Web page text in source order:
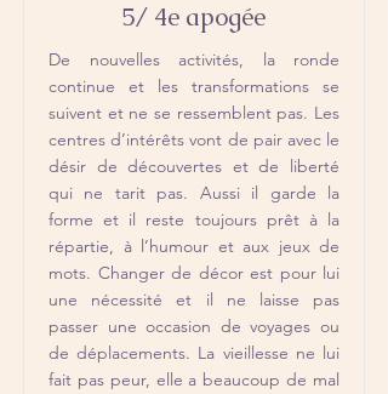
5/ 4e apogée
De nouvelles activités, la ronde
continue et les transformations se
suivent et ne se ressemblent pas. Les
centres d’intérêts vont de pair avec le
désir de découvertes et de liberté
qui ne tarit pas. Aussi il garde la
forme et il reste toujours prêt à la
répartie, à l’humour et aux jeux de
mots. Changer de décor est pour lui
une nécessité et il ne laisse pas
passer une occasion de voyages ou
de déplacements. La vieillesse ne lui
fait pas peur, elle a beaucoup de mal